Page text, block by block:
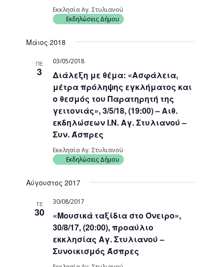
Εκκλησία Αγ. Στυλιανού
Εκδηλώσεις Δήμου
Μάιος 2018
ΠΕ
3
Διάλεξη με θέμα: «Ασφάλεια,
μέτρα πρόληψης εγκλήματος και
ο θεσμός του Παρατηρητή της
γειτονιάς», 3/5/18, (19:00) – Αιθ.
εκδηλώσεων Ι.Ν. Αγ. Στυλιανού –
Συν. Άσπρες
03/05/2018
Εκκλησία Αγ. Στυλιανού
Εκδηλώσεις Δήμου
Αύγουστος 2017
ΤΕ
30
«Μουσικά ταξίδια στο Όνειρο»,
30/8/17, (20:00), προαύλιο
εκκλησίας Αγ. Στυλιανού –
Συνοικισμός Άσπρες
30/08/2017